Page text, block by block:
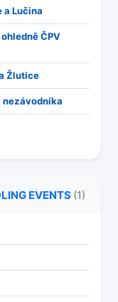
a Lučina
ČPV
Žlutice
nezávodníka
EVENTS (1)